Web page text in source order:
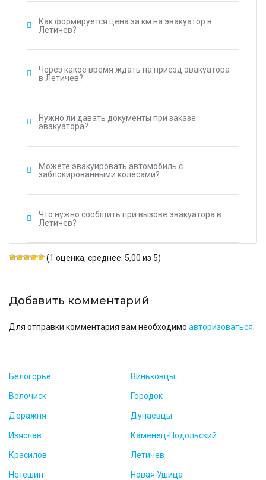
Белогорье Виньковцы
Волочиск Городок
Деражня Дунаевцы
Изяслав Каменец-Подольский
Красилов Летичев
Нетешин Новая Ушица
Как формируется цена за км на эвакуатор в
Летичев?
Через какое время ждать на приезд эвакуатора
в Летичев?
Нужно ли давать документы при заказе
эвакуатора?
Можете эвакуировать автомобиль с
заблокированными колесами?
Что нужно сообщить при вызове эвакуатора в
Летичев?
(1 оценка, среднее: 5,00 из 5)
Добавить комментарий
Для отправки комментария вам необходимо авторизоваться